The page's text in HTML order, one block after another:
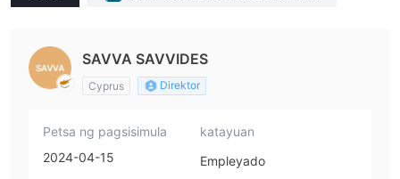
SAVVA SAVVIDES
Cyprus Direktor
Petsa ng pagsisimula
2024-04-15
katayuan
Empleyado